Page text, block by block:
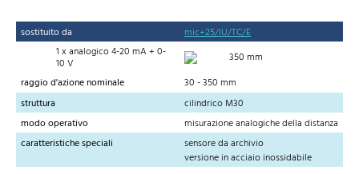
sostituito da
mic+25/IU/TC/E
1 x analogico 4-20 mA + 0-
10 V
350 mm
raggio d'azione nominale
30 - 350 mm
struttura
cilindrico M30
modo operativo
misurazione analogiche della distanza
caratteristiche speciali
sensore da archivio
versione in acciaio inossidabile